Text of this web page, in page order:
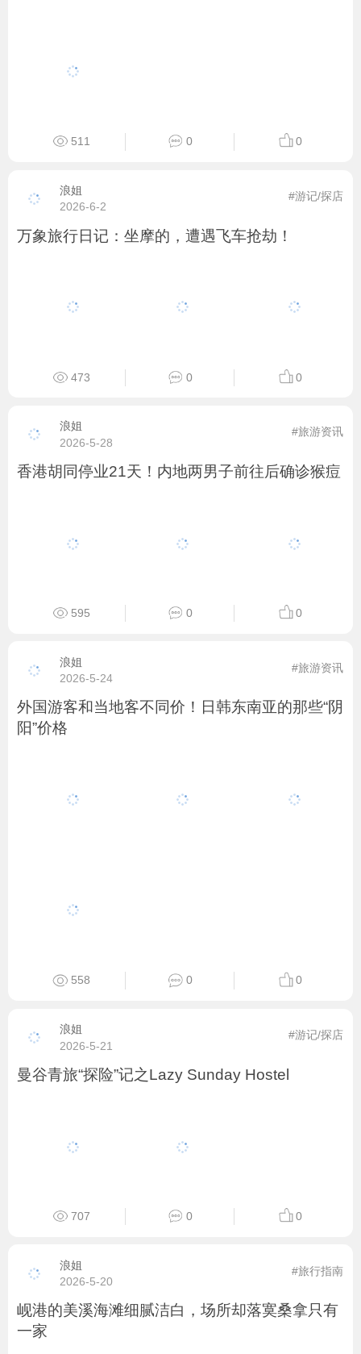
511 0 0
浪姐
2026-6-2
#游记/探店
万象旅行日记：坐摩的，遭遇飞车抢劫！
473 0 0
浪姐
2026-5-28
#旅游资讯
香港胡同停业21天！内地两男子前往后确诊猴痘
595 0 0
浪姐
2026-5-24
#旅游资讯
外国游客和当地客不同价！日韩东南亚的那些“阴
阳”价格
558 0 0
浪姐
2026-5-21
#游记/探店
曼谷青旅“探险”记之Lazy Sunday Hostel
707 0 0
浪姐
2026-5-20
#旅行指南
岘港的美溪海滩细腻洁白，场所却落寞桑拿只有
一家